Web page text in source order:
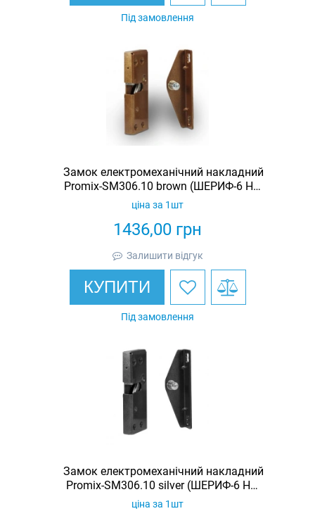
Під замовлення
Замок електромеханічний накладний
Promix-SM306.10 brown (ШЕРИФ-6 НЗ-
К)
1436,00 грн
ціна за 1шт
Залишити відгук
КУПИТИ
Під замовлення
Замок електромеханічний накладний
Promix-SM306.10 silver (ШЕРИФ-6 НЗ-
С)
ціна за 1шт